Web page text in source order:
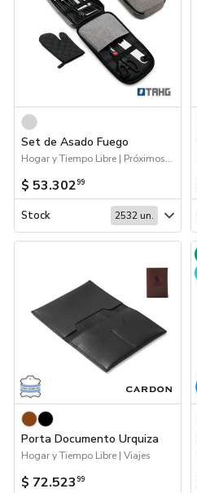
Set de Asado Fuego
Hogar y Tiempo Libre | Próximos Arribos
$ 53.30299
Stock 2532 un.
Porta Documento Urquiza
Hogar y Tiempo Libre | Viajes
$ 72.523 99